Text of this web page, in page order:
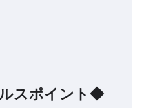
スポイント◆